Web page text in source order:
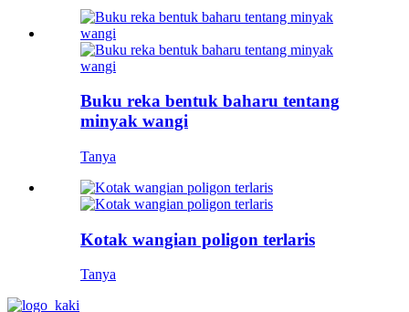
Buku reka bentuk baharu tentang
minyak wangi
Tanya
Kotak wangian poligon terlaris
Tanya